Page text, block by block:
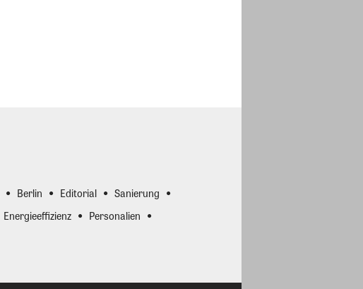
Berlin Editorial
Sanierung
Energieeffizienz
Personalien